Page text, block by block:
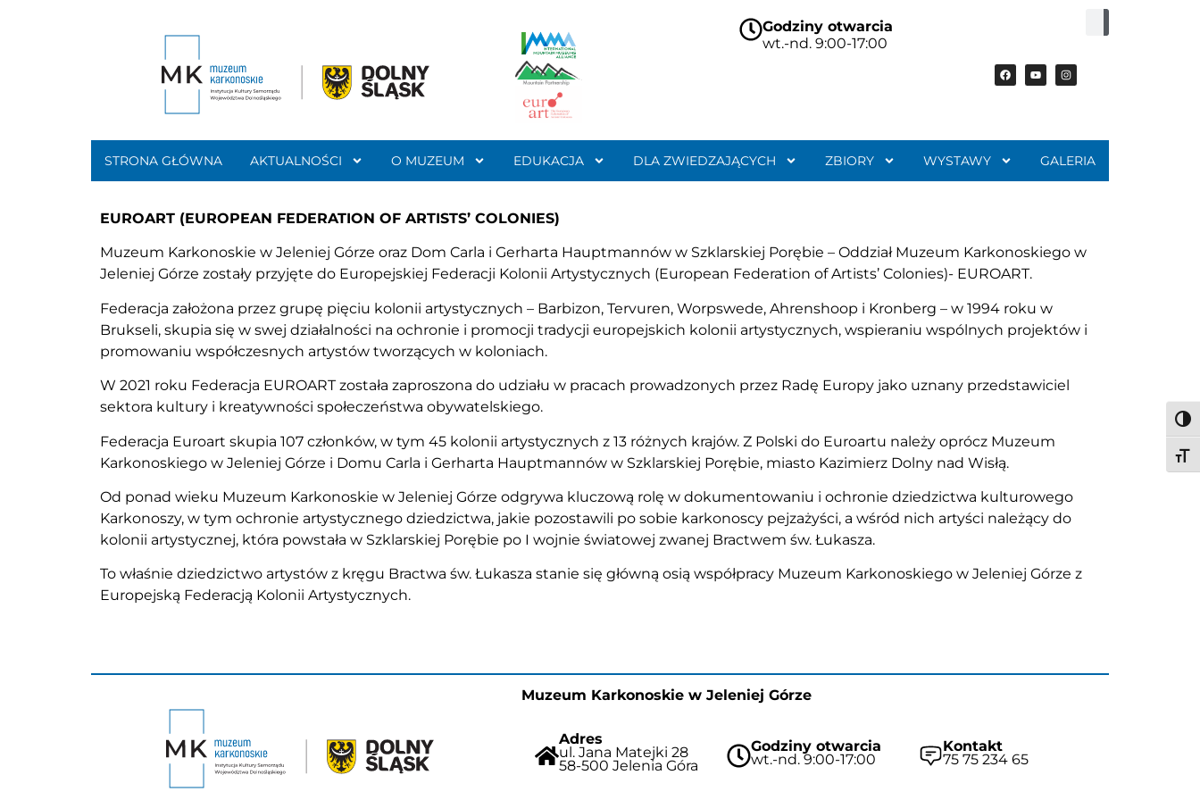
Godziny otwarcia
wt.-nd. 9:00-17:00
STRONA GŁÓWNA AKTUALNOŚCI O MUZEUM EDUKACJA DLA ZWIEDZAJĄCYCH ZBIORY WYSTAWY GALERIA
EUROART (EUROPEAN FEDERATION OF ARTISTS’ COLONIES)
Muzeum Karkonoskie w Jeleniej Górze oraz Dom Carla i Gerharta Hauptmannów w Szklarskiej Porębie – Oddział Muzeum Karkonoskiego w
Jeleniej Górze zostały przyjęte do Europejskiej Federacji Kolonii Artystycznych (European Federation of Artists’ Colonies)- EUROART.
Federacja założona przez grupę pięciu kolonii artystycznych – Barbizon, Tervuren, Worpswede, Ahrenshoop i Kronberg – w 1994 roku w
Brukseli, skupia się w swej działalności na ochronie i promocji tradycji europejskich kolonii artystycznych, wspieraniu wspólnych projektów i
promowaniu współczesnych artystów tworzących w koloniach.
W 2021 roku Federacja EUROART została zaproszona do udziału w pracach prowadzonych przez Radę Europy jako uznany przedstawiciel
sektora kultury i kreatywności społeczeństwa obywatelskiego.
Federacja Euroart skupia 107 członków, w tym 45 kolonii artystycznych z 13 różnych krajów. Z Polski do Euroartu należy oprócz Muzeum
Karkonoskiego w Jeleniej Górze i Domu Carla i Gerharta Hauptmannów w Szklarskiej Porębie, miasto Kazimierz Dolny nad Wisłą.
Od ponad wieku Muzeum Karkonoskie w Jeleniej Górze odgrywa kluczową rolę w dokumentowaniu i ochronie dziedzictwa kulturowego
Karkonoszy, w tym ochronie artystycznego dziedzictwa, jakie pozostawili po sobie karkonoscy pejzażyści, a wśród nich artyści należący do
kolonii artystycznej, która powstała w Szklarskiej Porębie po I wojnie światowej zwanej Bractwem św. Łukasza.
To właśnie dziedzictwo artystów z kręgu Bractwa św. Łukasza stanie się główną osią współpracy Muzeum Karkonoskiego w Jeleniej Górze z
Europejską Federacją Kolonii Artystycznych.
Muzeum Karkonoskie w Jeleniej Górze
Adres
ul. Jana Matejki 28
58-500 Jelenia Góra
Godziny otwarcia
wt.-nd. 9:00-17:00
Kontakt
75 75 234 65